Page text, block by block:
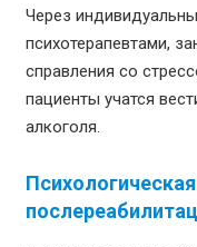
Через
психотерапевтами,
справления со
пациенты учатся
алкоголя.